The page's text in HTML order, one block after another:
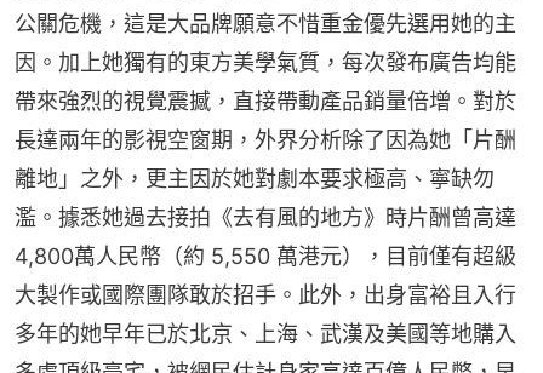
公關危機，這是大品牌願意不惜重金優先選用她的主
因。加上她獨有的東方美學氣質，每次發布廣告均能
帶來強烈的視覺震撼，直接帶動產品銷量倍增。對於
長達兩年的影視空窗期，外界分析除了因為她「片酬
離地」之外，更主因於她對劇本要求極高、寧缺勿
濫。據悉她過去接拍《去有風的地方》時片酬曾高達
4,800萬人民幣（約 5,550 萬港元），目前僅有超級
大製作或國際團隊敢於招手。此外，出身富裕且入行
多年的她早年已於北京、上海、武漢及美國等地購入